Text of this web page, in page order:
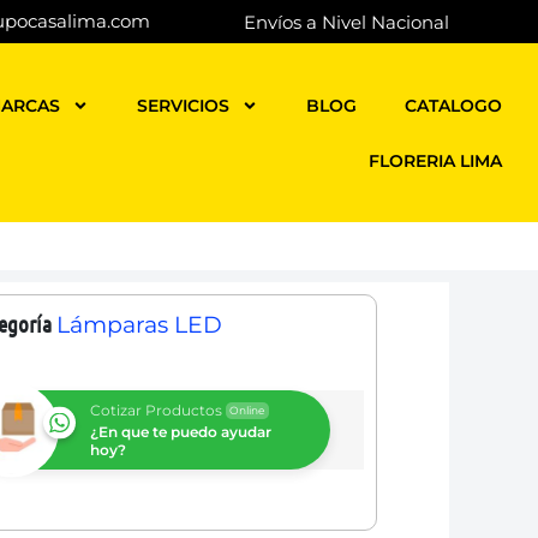
Envíos a Nivel Nacional
SERVICIOS BLOG CATALOGO
FLORERIA LIMA
Lámparas LED
Cotizar Productos Online
¿En que te puedo ayudar
hoy?